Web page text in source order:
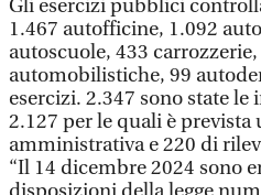
Gli esercizi pubblici
1.467 autofficine, 1.092
autoscuole, 433
automobilistiche, 99
esercizi. 2.347 sono state
2.127 per le quali è prevista
amministrativa e 220 di
“Il 14 dicembre 2024 sono